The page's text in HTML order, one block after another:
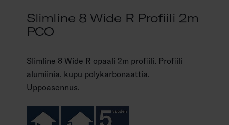
Slimline 8 Wide R Profiili 2m
PCO
Slimline 8 Wide R opaali 2m profiili. Profiili
alumiinia, kupu polykarbonaattia.
Uppoasennus.